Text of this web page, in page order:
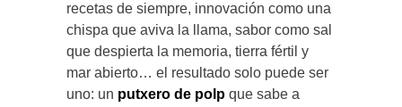
recetas de siempre, innovación como una
chispa que aviva la llama, sabor como sal
que despierta la memoria, tierra fértil y
mar abierto… el resultado solo puede ser
uno: un putxero de polp que sabe a